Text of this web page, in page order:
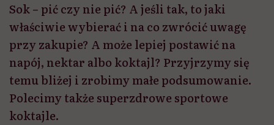
Sok – pić czy nie pić? A jeśli tak, to jaki
właściwie wybierać i na co zwrócić uwagę
przy zakupie? A może lepiej postawić na
napój, nektar albo koktajl? Przyjrzymy się
temu bliżej i zrobimy małe podsumowanie.
Polecimy także superzdrowe sportowe
koktajle.